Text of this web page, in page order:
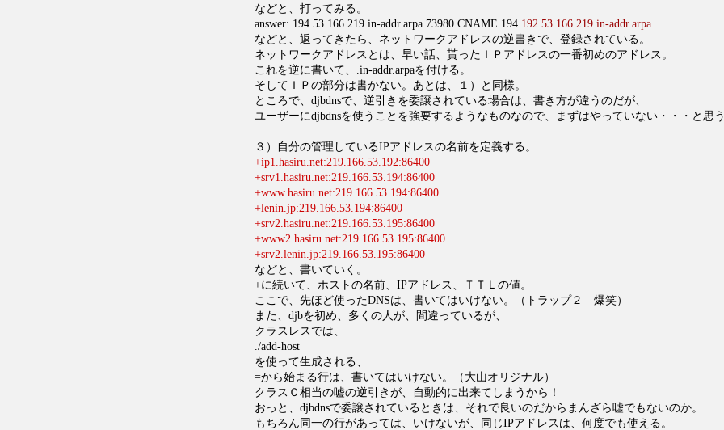
などと、打ってみる。
answer: 194.53.166.219.in-addr.arpa 73980 CNAME 194.192.53.166.219.in-addr.arpa
などと、返ってきたら、ネットワークアドレスの逆書きで、登録されている。
ネットワークアドレスとは、早い話、貰ったＩＰアドレスの一番初めのアドレス。
これを逆に書いて、.in-addr.arpaを付ける。
そしてＩＰの部分は書かない。あとは、１）と同様。
ところで、djbdnsで、逆引きを委譲されている場合は、書き方が違うのだが、
ユーザーにdjbdnsを使うことを強要するようなものなので、まずはやっていない・・・と思う
３）自分の管理しているIPアドレスの名前を定義する。
+ip1.hasiru.net:219.166.53.192:86400
+srv1.hasiru.net:219.166.53.194:86400
+www.hasiru.net:219.166.53.194:86400
+lenin.jp:219.166.53.194:86400
+srv2.hasiru.net:219.166.53.195:86400
+www2.hasiru.net:219.166.53.195:86400
+srv2.lenin.jp:219.166.53.195:86400
などと、書いていく。
+に続いて、ホストの名前、IPアドレス、ＴＴＬの値。
ここで、先ほど使ったDNSは、書いてはいけない。（トラップ２ 爆笑）
また、djbを初め、多くの人が、間違っているが、
クラスレスでは、
./add-host
を使って生成される、
=から始まる行は、書いてはいけない。（大山オリジナル）
クラスＣ相当の嘘の逆引きが、自動的に出来てしまうから！
おっと、djbdnsで委譲されているときは、それで良いのだからまんざら嘘でもないのか。
もちろん同一の行があっては、いけないが、同じIPアドレスは、何度でも使える。